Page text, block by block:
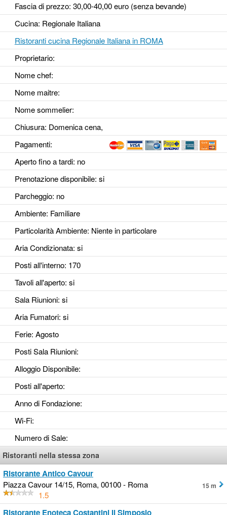
Fascia di prezzo: 30,00-40,00 euro (senza bevande)
Cucina: Regionale Italiana
Ristoranti cucina Regionale Italiana in ROMA
Proprietario:
Nome chef:
Nome maitre:
Nome sommelier:
Chiusura: Domenica cena,
Pagamenti:
Aperto fino a tardi: no
Prenotazione disponibile: si
Parcheggio: no
Ambiente: Familiare
Particolarità Ambiente: Niente in particolare
Aria Condizionata: si
Posti all'interno: 170
Tavoli all'aperto: si
Sala Riunioni: si
Aria Fumatori: si
Ferie: Agosto
Posti Sala Riunioni:
Alloggio Disponibile:
Posti all'aperto:
Anno di Fondazione:
Wi-Fi:
Numero di Sale:
Ristoranti nella stessa zona
Ristorante Antico Cavour
Piazza Cavour 14/15, Roma, 00100 - Roma
1.5
15 m
Ristorante Enoteca Costantini Il Simposio